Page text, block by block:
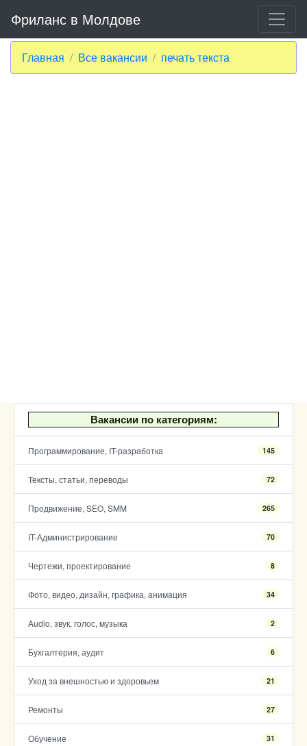
Фриланс в Молдове
Главная Все вакансии печать текста
Вакансии по категориям:
Программирование, IT-разработка 145
Тексты, статьи, переводы 72
Продвижение, SEO, SMM 265
IT-Администрирование 70
Чертежи, проектирование 8
Фото, видео, дизайн, графика, анимация 34
Audio, звук, голос, музыка 2
Бухгалтерия, аудит 6
Уход за внешностью и здоровьем 21
Ремонты 27
Обучение 31